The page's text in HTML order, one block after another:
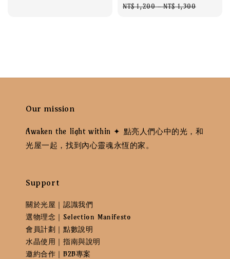
price
NT$ 1,200-NT$ 1,300
Our mission
Awaken the light within ✦ 點亮人們心中的光，和
光屋一起，找到內心靈魂永恆的家。
Support
關於光屋｜認識我們
選物理念｜Selection Manifesto
會員計劃｜點數說明
水晶使用｜指南與說明
邀約合作｜B2B專案